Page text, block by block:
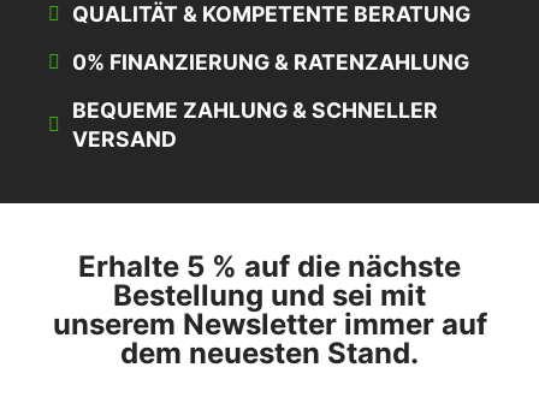
QUALITÄT & KOMPETENTE BERATUNG
0% FINANZIERUNG & RATENZAHLUNG
BEQUEME ZAHLUNG & SCHNELLER
VERSAND
Erhalte 5 % auf die nächste
Bestellung und sei mit
unserem Newsletter immer auf
dem neuesten Stand.